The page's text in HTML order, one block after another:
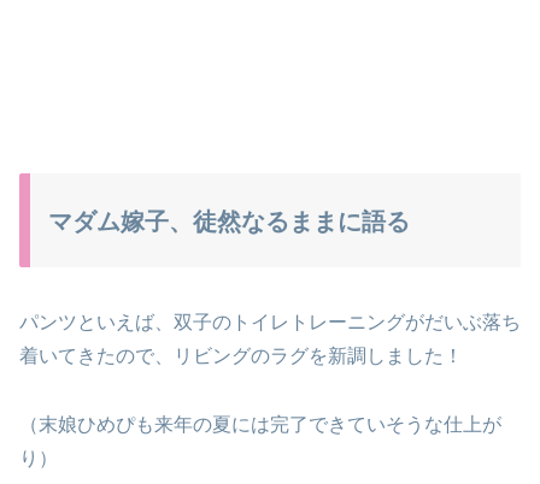
マダム嫁子、徒然なるままに語る
パンツといえば、双子のトイレトレーニングがだいぶ落ち
着いてきたので、リビングのラグを新調しました！
（末娘ひめぴも来年の夏には完了できていそうな仕上が
り）